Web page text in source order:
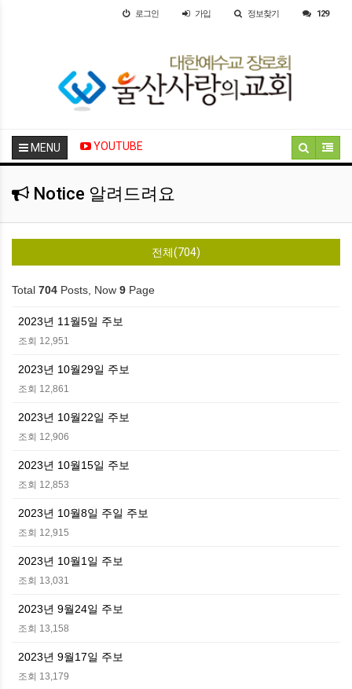
로그인 가입 정보찾기 129
MENU YOUTUBE
Notice 알려드려요
전체(704)
Total 704 Posts, Now 9 Page
2023년 11월5일 주보
조회 12,951
2023년 10월29일 주보
조회 12,861
2023년 10월22일 주보
조회 12,906
2023년 10월15일 주보
조회 12,853
2023년 10월8일 주일 주보
조회 12,915
2023년 10월1일 주보
조회 13,031
2023년 9월24일 주보
조회 13,158
2023년 9월17일 주보
조회 13,179